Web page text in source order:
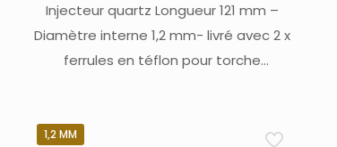
Injecteur quartz Longueur 121 mm –
Diamètre interne 1,2 mm- livré avec 2 x
ferrules en téflon pour torche
1,2 MM